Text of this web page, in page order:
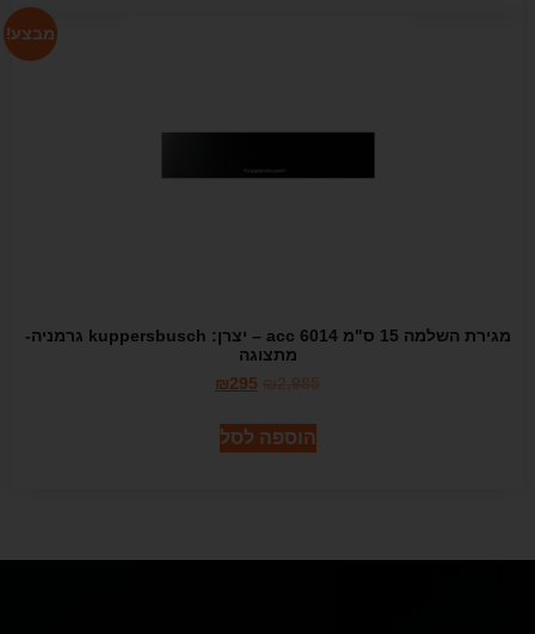
מבצע!
מגירת השלמה 15 ס"מ acc 6014 – יצרן: kuppersbusch גרמניה-
מתצוגה
₪295
הוספה לסל